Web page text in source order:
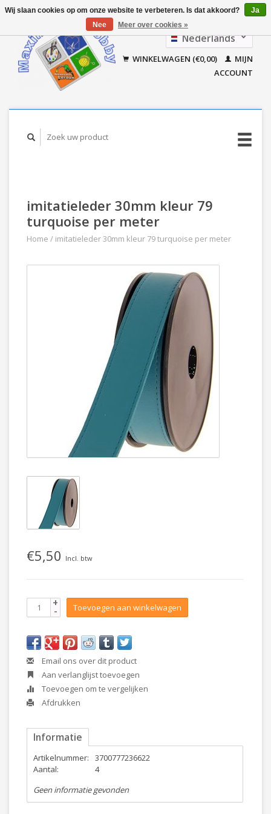
Nederlands
Français
WINKELWAGEN (€0,00)
MIJN
ACCOUNT
imitatieleder 30mm kleur 79
turquoise per meter
Home / imitatieleder 30mm kleur 79 turquoise per meter
€5,50 Incl. btw
+
- Toevoegen aan winkelwagen
Email ons over dit product
Aan verlanglijst toevoegen
Toevoegen om te vergelijken
Afdrukken
Informatie
Artikelnummer:
3700777236622
Aantal:
4
Geen informatie gevonden
Wij slaan cookies op om onze website te verbeteren. Is dat akkoord?
Ja
Nee
Meer over cookies »